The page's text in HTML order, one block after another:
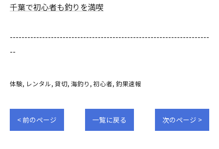
千葉で初心者も釣りを満喫
--------------------------------------------------------------------
--
体験 レンタル 貸切 海釣り 初心者 釣果速報
< 前のページ 一覧に戻る 次のページ >